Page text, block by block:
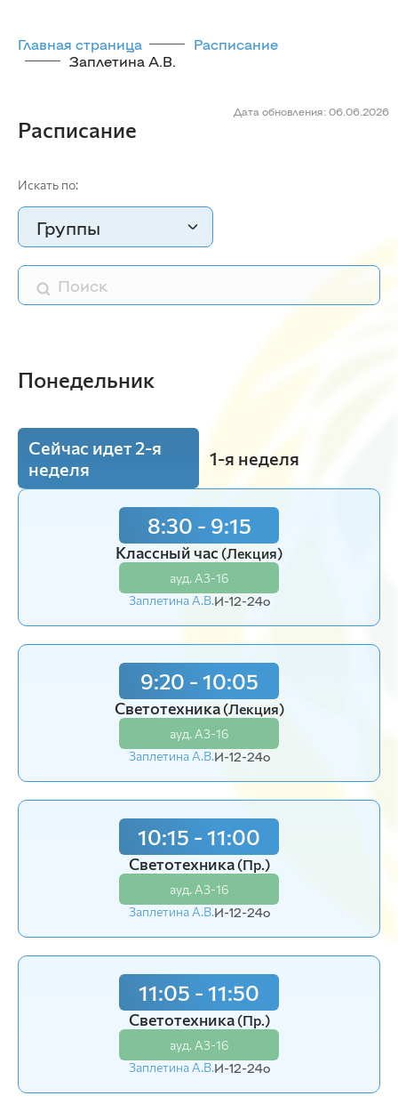
Главная страница
Расписание
Заплетина А.В.
Дата обновления: 06.06.2026
Расписание
Искать по:
Группы
Понедельник
Сейчас идет 2-я
неделя
1-я неделя
8:30 - 9:15
Классный час(Лекция)
ауд. А3-16
Заплетина А.В.И-12-24o
9:20 - 10:05
Светотехника(Лекция)
ауд. А3-16
Заплетина А.В.И-12-24o
10:15 - 11:00
Светотехника(Пр.)
ауд. А3-16
Заплетина А.В.И-12-24o
11:05 - 11:50
Светотехника(Пр.)
ауд. А3-16
Заплетина А.В.И-12-24o
8:30 - 9:15
Классный час (Лекция)
ауд. А3-16
Заплетина А.В.И-12-24o
9:20 - 10:05
Светотехника(Лекция)
ауд. А3-16
Заплетина А.В.И-12-24o
10:15 - 11:00
Светотехника(Пр.)
ауд. А3-16
Заплетина А.В.И-12-24o
11:05 - 11:50
Светотехника(Пр.)
ауд. А3-16
Заплетина А.В.И-12-24o